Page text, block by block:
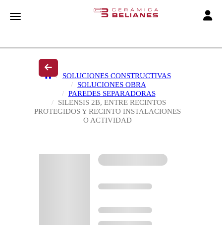
Toggle navigation
SOLUCIONES CONSTRUCTIVAS
SOLUCIONES OBRA
PAREDES SEPARADORAS
SILENSIS 2B, ENTRE RECINTOS
PROTEGIDOS Y RECINTO INSTALACIONES
O ACTIVIDAD